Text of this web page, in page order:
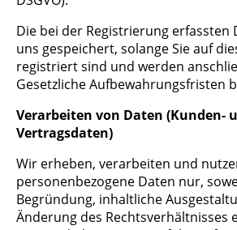
Die bei der Registrierung erfassten
uns gespeichert, solange Sie auf
registriert sind und werden
Gesetzliche Aufbewahrungsfristen
Verarbeiten von Daten (Kunden-
Vertragsdaten)
Wir erheben, verarbeiten und
personenbezogene Daten nur,
Begründung, inhaltliche
Änderung des Rechtsverhältnisses